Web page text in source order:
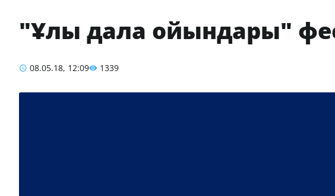
"Ұлы дала ойындары"
08.05.18, 12:09 1339